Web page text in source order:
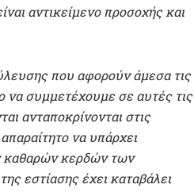
αντικείμενο προσοχής και
που αφορούν άμεσα τις
να συμμετέχουμε σε αυτές τις
ανταποκρίνονται στις
να υπάρχει
καθαρών κερδών των
εστίασης έχει καταβάλει